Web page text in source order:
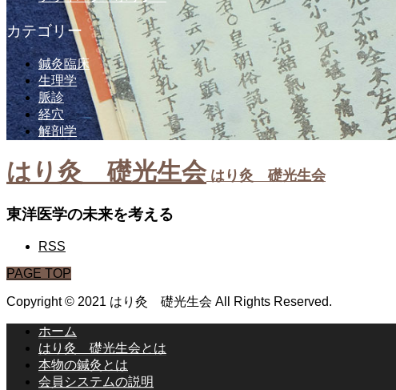
カテゴリー
鍼灸臨床
生理学
脈診
経穴
解剖学
はり灸 礎光生会 はり灸 礎光生会
東洋医学の未来を考える
RSS
PAGE TOP
Copyright © 2021 はり灸 礎光生会 All Rights Reserved.
ホーム
はり灸 礎光生会とは
本物の鍼灸とは
会員システムの説明